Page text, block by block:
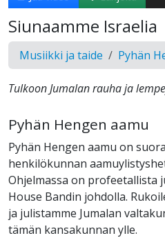
Siunaamme Israelia
Musiikki ja taide Pyhän
Tulkoon Jumalan rauha ja
Pyhän Hengen aamu
Pyhän Hengen aamu on
henkilökunnan
Ohjelmassa on profeetallista
House Bandin johdolla.
ja julistamme Jumalan
tämän kansakunnan ylle.